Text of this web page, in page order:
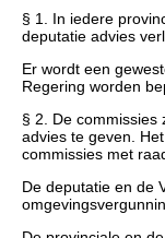
§ 1. In iedere
deputatie advies
Er wordt een
Regering worden
§ 2. De commissies
advies te geven.
commissies met
De deputatie en de